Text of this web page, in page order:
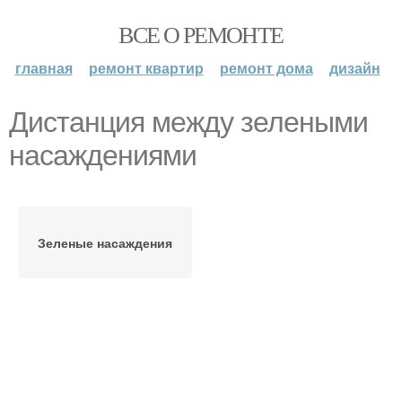
ВСЕ О РЕМОНТЕ
главная ремонт квартир ремонт дома дизайн
Дистанция между зелеными
насаждениями
Зеленые насаждения